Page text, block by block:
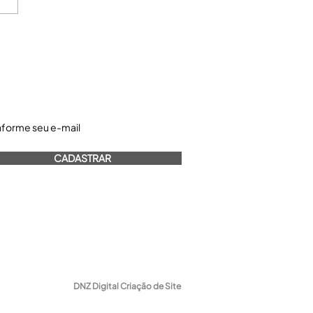
CADASTRAR
DNZ Digital Criação de Site